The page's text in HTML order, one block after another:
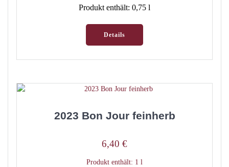
Produkt enthält: 0,75 l
Details
2023 Bon Jour feinherb
6,40 €
Produkt enthält: 1 l